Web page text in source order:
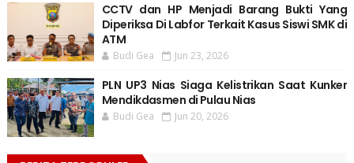
CCTV dan HP Menjadi Barang Bukti Yang
Diperiksa Di Labfor Terkait Kasus Siswi SMK di
ATM
Budi Gea Jun 23, 2026
PLN UP3 Nias Siaga Kelistrikan Saat Kunker
Mendikdasmen di Pulau Nias
Budi Gea Jun 20, 2026